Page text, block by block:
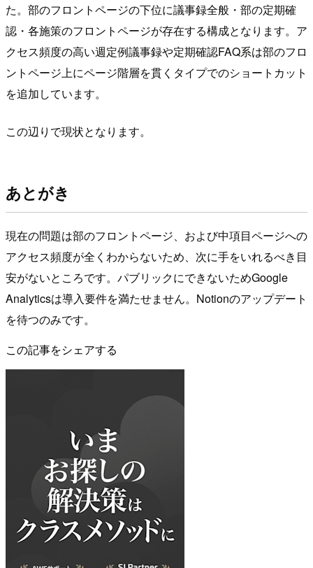
た。部のフロントページの下位に議事録全般・部の定期確
認・各施策のフロントページが存在する構成となります。ア
クセス頻度の高い週定例議事録や定期確認FAQ系は部のフロ
ントページ上にページ階層を貫くタイプでのショートカット
を追加しています。
この辺りで現状となります。
あとがき
現在の問題は部のフロントページ、および中項目ページへの
アクセス頻度が全くわからないため、次に手をいれるべき目
安がないところです。パブリックにできないためGoogle
Analyticsは導入要件を満たせません。Notionのアップデート
を待つのみです。
この記事をシェアする